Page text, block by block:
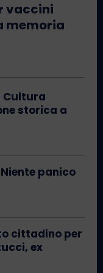
vaccini
memoria
Cultura
storica a
panico
cittadino per
ex